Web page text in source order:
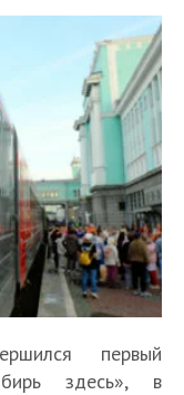
первый
здесь», в